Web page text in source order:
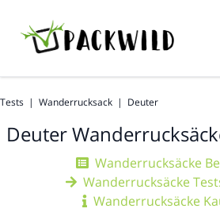
Tests | Wanderrucksack | Deuter
Deuter
Wanderrucksäcke
Wanderrucksäcke
Wanderrucksäcke